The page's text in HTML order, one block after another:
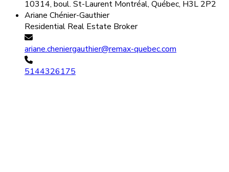
10314, boul. St-Laurent Montréal, Québec, H3L 2P2
Ariane Chénier-Gauthier
Residential Real Estate Broker
ariane.cheniergauthier@remax-quebec.com
5144326175